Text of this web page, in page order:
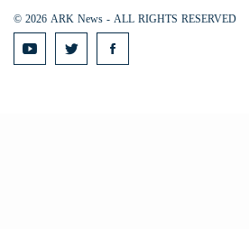
© 2026 ARK News - ALL RIGHTS RESERVED